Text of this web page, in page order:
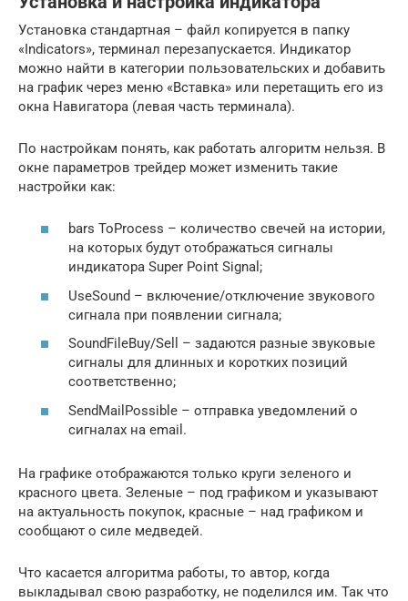
Установка стандартная – файл копируется в папку
«Indicators», терминал перезапускается. Индикатор
можно найти в категории пользовательских и добавить
на график через меню «Вставка» или перетащить его из
окна Навигатора (левая часть терминала).
По настройкам понять, как работать алгоритм нельзя. В
окне параметров трейдер может изменить такие
настройки как:
bars ToProcess – количество свечей на истории,
на которых будут отображаться сигналы
индикатора Super Point Signal;
UseSound – включение/отключение звукового
сигнала при появлении сигнала;
SoundFileBuy/Sell – задаются разные звуковые
сигналы для длинных и коротких позиций
соответственно;
SendMailPossible – отправка уведомлений о
сигналах на email.
На графике отображаются только круги зеленого и
красного цвета. Зеленые – под графиком и указывают
на актуальность покупок, красные – над графиком и
сообщают о силе медведей.
Что касается алгоритма работы, то автор, когда
выкладывал свою разработку, не поделился им. Так что